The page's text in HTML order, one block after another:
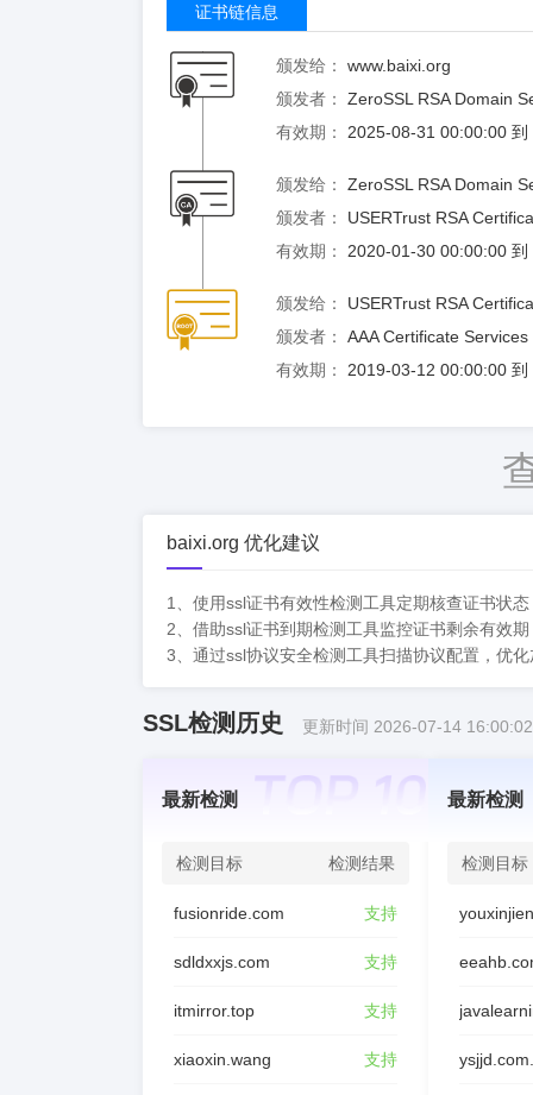
证书链信息
颁发给：
www.baixi.org
颁发者：
ZeroSSL RSA Domain
有效期：
2025-08-31 00:00:00
颁发给：
ZeroSSL RSA Domain
颁发者：
USERTrust RSA
有效期：
2020-01-30 00:00:00
颁发给：
USERTrust RSA
颁发者：
AAA Certificate Services
有效期：
2019-03-12 00:00:00
baixi.org 优化建议
1、使用ssl证书有效性检测工具定期核查证书状
2、借助ssl证书到期检测工具监控证书剩余有效
3、通过ssl协议安全检测工具扫描协议配置，优
SSL检测历史 更新时间 2026-07-14 16:00:02
最新检测
检测目标 检测结果
fusionride.com 支持
sdldxxjs.com 支持
itmirror.top 支持
xiaoxin.wang 支持
最新检测
检测目标